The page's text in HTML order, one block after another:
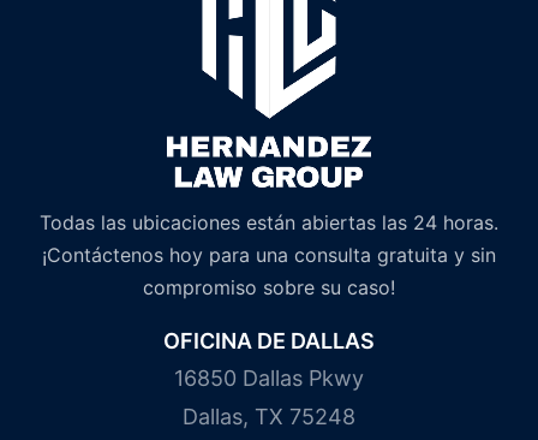
Todas las ubicaciones están abiertas las 24 horas.
¡Contáctenos hoy para una consulta gratuita y sin
compromiso sobre su caso!
OFICINA DE DALLAS
16850 Dallas Pkwy
Dallas, TX 75248